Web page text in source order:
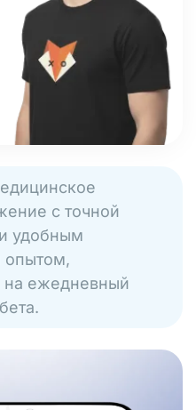
с точной
удобным
опытом,
на ежедневный